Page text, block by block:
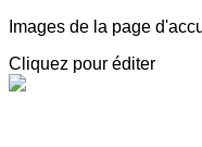
Images de la page
Cliquez pour éditer